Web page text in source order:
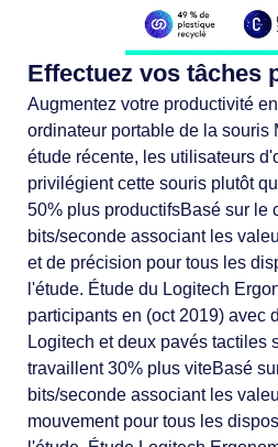
Effectuez vos tâches
Augmentez votre productivité
ordinateur portable de la souris
étude récente, les utilisateurs
privilégient cette souris plutôt
50% plus productifsBasé sur le
bits/seconde associant les
et de précision pour tous les
l'étude. Étude du Logitech
participants en (oct 2019) avec
Logitech et deux pavés tactiles
travaillent 30% plus viteBasé
bits/seconde associant les
mouvement pour tous les